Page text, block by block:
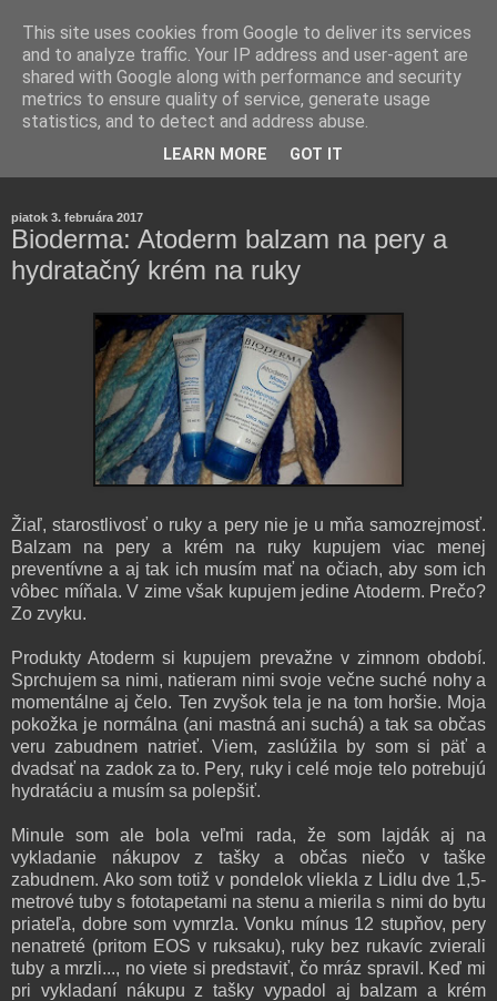
rozoberá témy o zdraví, živote a všetko možné.
piatok 3. februára 2017
Bioderma: Atoderm balzam na pery a
hydratačný krém na ruky
Žiaľ, starostlivosť o ruky a pery nie je u mňa samozrejmosť.
Balzam na pery a krém na ruky kupujem viac menej
preventívne a aj tak ich musím mať na očiach, aby som ich
vôbec míňala. V zime však kupujem jedine Atoderm. Prečo?
Zo zvyku.
Produkty Atoderm si kupujem prevažne v zimnom období.
Sprchujem sa nimi, natieram nimi svoje večne suché nohy a
momentálne aj čelo. Ten zvyšok tela je na tom horšie. Moja
pokožka je normálna (ani mastná anisuchá)a tak sa občas
veru zabudnem natrieť. Viem, zaslúžila by som si päť a
dvadsať na zadok za to. Pery, ruky i celé moje telo potrebujú
hydratáciu a musím sa polepšiť.
Minule som ale bola veľmi rada, že som lajdák aj na
vykladanie nákupov z tašky a občas niečo v taške
zabudnem. Ako som totiž v pondelok vliekla z Lidlu dve 1,5-
metrové tuby s fototapetami na stenu a mierila s nimi do bytu
priateľa, dobre som vymrzla. Vonku mínus 12 stupňov, pery
nenatreté (pritom EOS v ruksaku), ruky bez rukavíc zvierali
tuby a mrzli..., no viete si predstaviť, čo mráz spravil. Keď mi
pri vykladaní nákupu z tašky vypadol aj balzam a krém
This site uses cookies from Google to deliver its services
and to analyze traffic. Your IP address and user-agent are
shared with Google along with performance and security
metrics to ensure quality of service, generate usage
statistics, and to detect and address abuse.
LEARN MORE GOT IT